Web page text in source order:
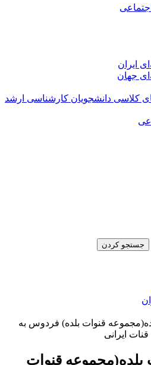
ایران
جهان
کلاسی دانشجویان کارشناسی ارشد
قنوات بلده) فردوس به
ایرانی
قنوات